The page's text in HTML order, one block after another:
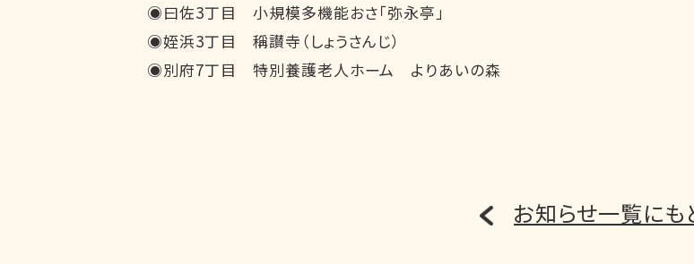
◉曰佐3丁目 小規模多機能おさ「弥永亭」
◉姪浜3丁目 稱讃寺（しょうさんじ）
◉別府7丁目 特別養護老人ホーム よりあいの森
お知らせ一覧にも